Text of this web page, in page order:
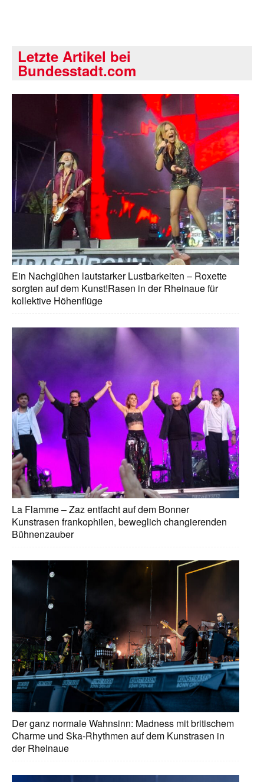
Letzte Artikel bei
Bundesstadt.com
Ein Nachglühen lautstarker Lustbarkeiten – Roxette
sorgten auf dem Kunst!Rasen in der Rheinaue für
kollektive Höhenflüge
La Flamme – Zaz entfacht auf dem Bonner
Kunstrasen frankophilen, beweglich changierenden
Bühnenzauber
Der ganz normale Wahnsinn: Madness mit britischem
Charme und Ska-Rhythmen auf dem Kunstrasen in
der Rheinaue